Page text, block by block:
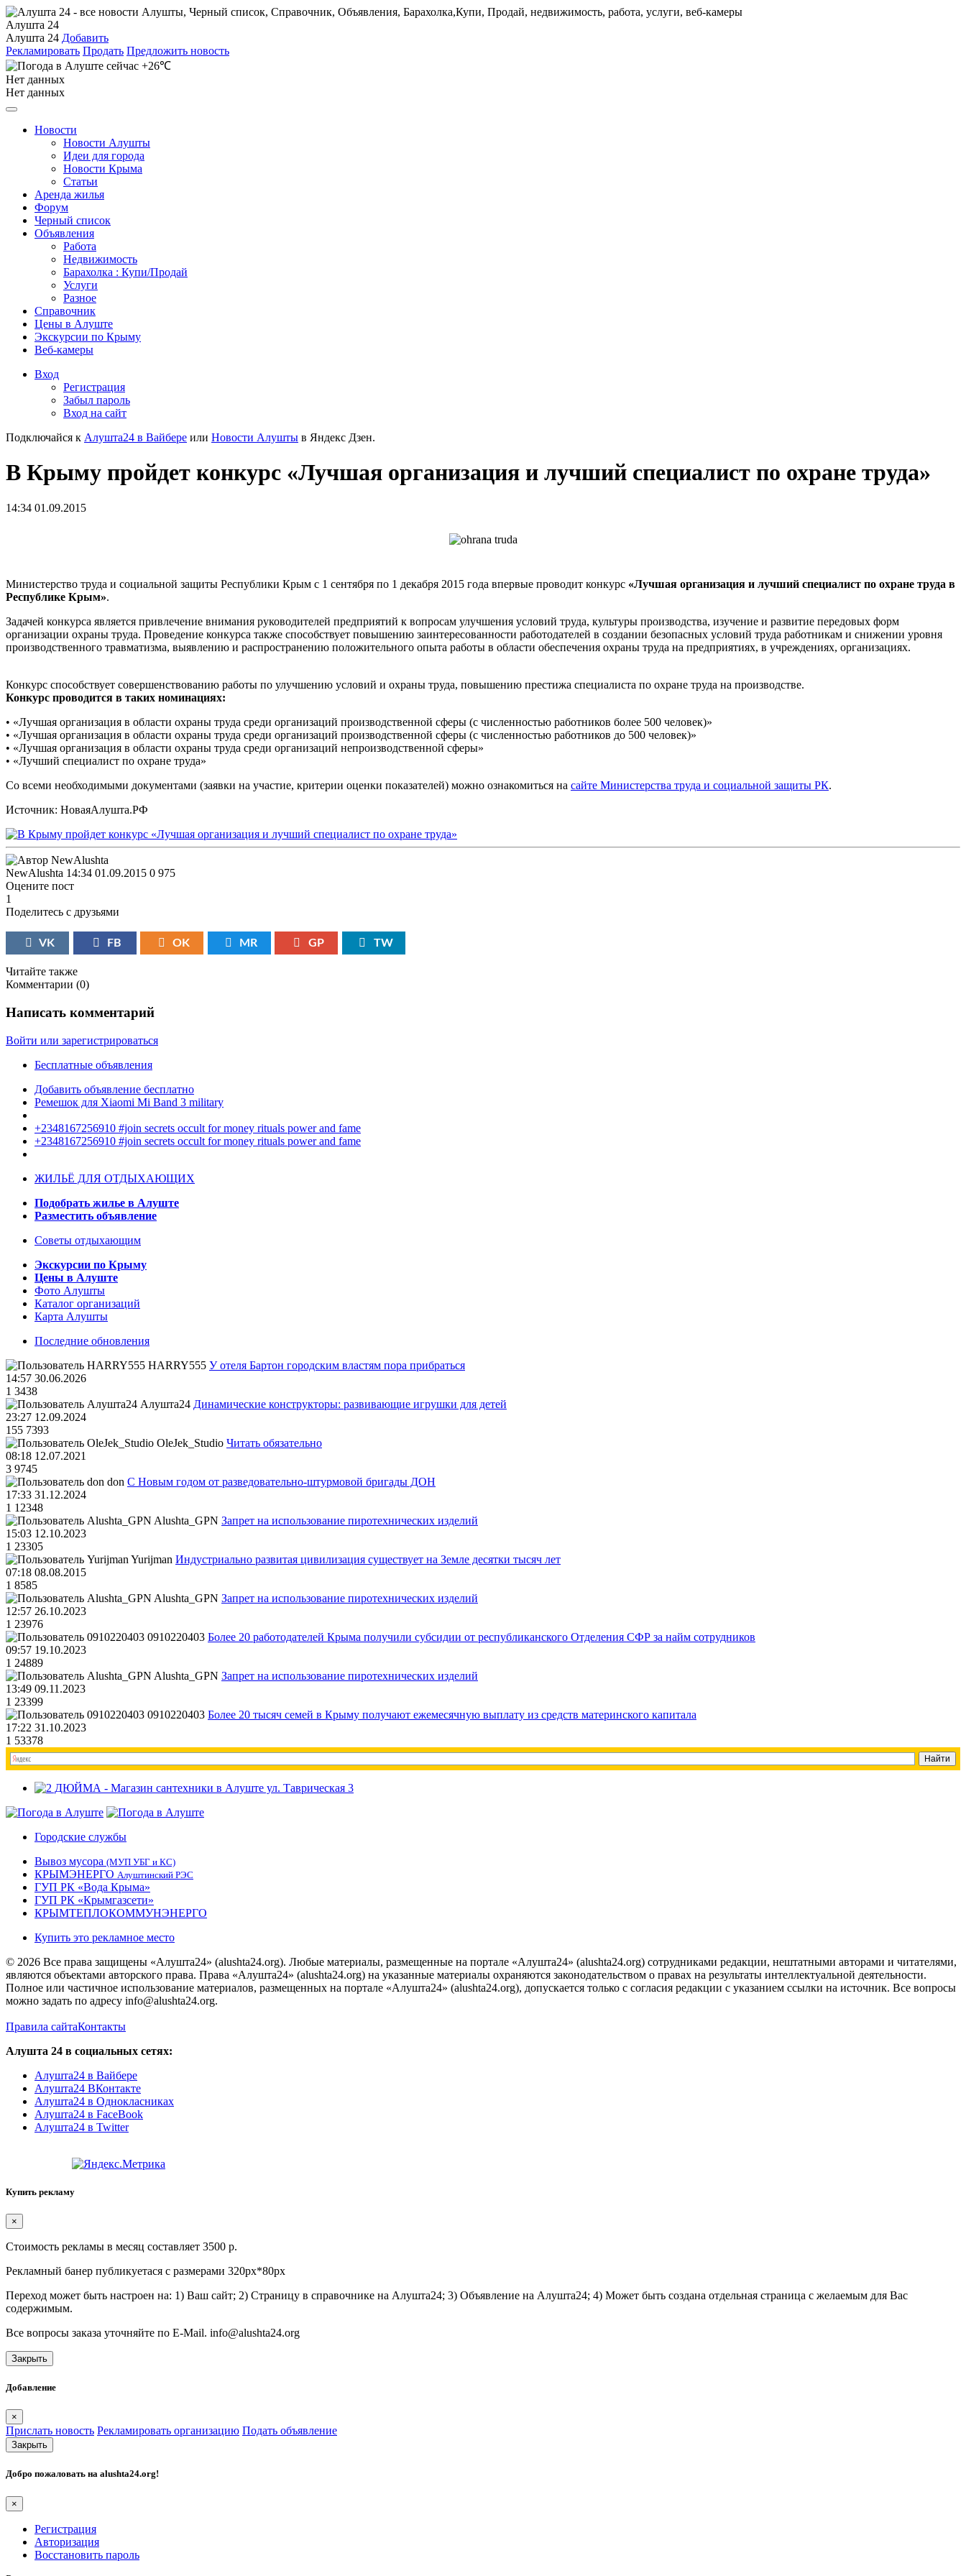
Алушта 24
Алушта 24 Добавить
Рекламировать Продать Предложить новость
+26℃
Нет данных
Нет данных
Новости
Новости Алушты
Идеи для города
Новости Крыма
Статьи
Аренда жилья
Форум
Черный список
Объявления
Работа
Недвижимость
Барахолка : Купи/Продай
Услуги
Разное
Справочник
Цены в Алуште
Экскурсии по Крыму
Веб-камеры
Вход
Регистрация
Забыл пароль
Вход на сайт
Подключайся к Алушта24 в Вайбере или Новости Алушты в Яндекс Дзен.
В Крыму пройдет конкурс «Лучшая организация и лучший специалист по охране труда»
14:34 01.09.2015
Министерство труда и социальной защиты Республики Крым с 1 сентября по 1 декабря 2015 года впервые проводит конкурс «Лучшая организация и лучший специалист по охране труда в
Республике Крым».
Задачей конкурса является привлечение внимания руководителей предприятий к вопросам улучшения условий труда, культуры производства, изучение и развитие передовых форм
организации охраны труда. Проведение конкурса также способствует повышению заинтересованности работодателей в создании безопасных условий труда работникам и снижении уровня
производственного травматизма, выявлению и распространению положительного опыта работы в области обеспечения охраны труда на предприятиях, в учреждениях, организациях.
Конкурс способствует совершенствованию работы по улучшению условий и охраны труда, повышению престижа специалиста по охране труда на производстве.
Конкурс проводится в таких номинациях:
• «Лучшая организация в области охраны труда среди организаций производственной сферы (с численностью работников более 500 человек)»
• «Лучшая организация в области охраны труда среди организаций производственной сферы (с численностью работников до 500 человек)»
• «Лучшая организация в области охраны труда среди организаций непроизводственной сферы»
• «Лучший специалист по охране труда»
Со всеми необходимыми документами (заявки на участие, критерии оценки показателей) можно ознакомиться на сайте Министерства труда и социальной защиты РК.
Источник: НоваяАлушта.РФ
NewAlushta 14:34 01.09.2015 0 975
Оцените пост
1
Поделитесь с друзьями
VK FB OK MR GP TW
Читайте также
Комментарии (0)
Написать комментарий
Войти или зарегистрироваться
Бесплатные объявления
Добавить объявление бесплатно
Ремешок для Xiaomi Mi Band 3 military
+2348167256910 #join secrets occult for money rituals power and fame
+2348167256910 #join secrets occult for money rituals power and fame
ЖИЛЬЁ ДЛЯ ОТДЫХАЮЩИХ
Подобрать жилье в Алуште
Разместить объявление
Советы отдыхающим
Экскурсии по Крыму
Цены в Алуште
Фото Алушты
Каталог организаций
Карта Алушты
Последние обновления
HARRY555 У отеля Бартон городским властям пора прибраться
14:57 30.06.2026
1 3438
Алушта24 Динамические конструкторы: развивающие игрушки для детей
23:27 12.09.2024
155 7393
OleJek_Studio Читать обязательно
08:18 12.07.2021
3 9745
don С Новым годом от разведовательно-штурмовой бригады ДОН
17:33 31.12.2024
1 12348
Alushta_GPN Запрет на использование пиротехнических изделий
15:03 12.10.2023
1 23305
Yurijman Индустриально развитая цивилизация существует на Земле десятки тысяч лет
07:18 08.08.2015
1 8585
Alushta_GPN Запрет на использование пиротехнических изделий
12:57 26.10.2023
1 23976
0910220403 Более 20 работодателей Крыма получили субсидии от республиканского Отделения СФР за найм сотрудников
09:57 19.10.2023
1 24889
Alushta_GPN Запрет на использование пиротехнических изделий
13:49 09.11.2023
1 23399
0910220403 Более 20 тысяч семей в Крыму получают ежемесячную выплату из средств материнского капитала
17:22 31.10.2023
1 53378
Городские службы
Вывоз мусора (МУП УБГ и КС)
КРЫМЭНЕРГО Алуштинский РЭС
ГУП РК «Вода Крыма»
ГУП РК «Крымгазсети»
КРЫМТЕПЛОКОММУНЭНЕРГО
Купить это рекламное место
© 2026 Все права защищены «Алушта24» (alushta24.org). Любые материалы, размещенные на портале «Алушта24» (alushta24.org) сотрудниками редакции, нештатными авторами и читателями,
являются объектами авторского права. Права «Алушта24» (alushta24.org) на указанные материалы охраняются законодательством о правах на результаты интеллектуальной деятельности.
Полное или частичное использование материалов, размещенных на портале «Алушта24» (alushta24.org), допускается только с согласия редакции с указанием ссылки на источник. Все вопросы
можно задать по адресу info@alushta24.org.
Правила сайтаКонтакты
Алушта 24 в социальных сетях:
Алушта24 в Вайбере
Алушта24 ВКонтакте
Алушта24 в Однокласниках
Алушта24 в FaceBook
Алушта24 в Twitter
Купить рекламу
×
Стоимость рекламы в месяц составляет 3500 р.
Рекламный банер публикуетася с размерами 320px*80px
Переход может быть настроен на: 1) Ваш сайт; 2) Страницу в справочнике на Алушта24; 3) Объявление на Алушта24; 4) Может быть создана отдельная страница с желаемым для Вас
содержимым.
Все вопросы заказа уточняйте по E-Mail. info@alushta24.org
Закрыть
Добавление
×
Прислать новость Рекламировать организацию Подать объявление
Закрыть
Добро пожаловать на alushta24.org!
×
Регистрация
Авторизация
Восстановить пароль